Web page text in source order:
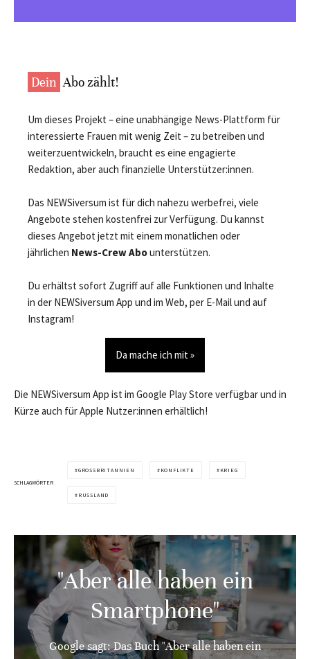
Dein Abo zählt!
Um dieses Projekt – eine unabhängige News-Plattform für
interessierte Frauen mit wenig Zeit – zu betreiben und
weiterzuentwickeln, braucht es eine engagierte
Redaktion, aber auch finanzielle Unterstützer:innen.
Das NEWSiversum ist für dich nahezu werbefrei, viele
Angebote stehen kostenfrei zur Verfügung. Du kannst
dieses Angebot jetzt mit einem monatlichen oder
jährlichen News-Crew Abounterstützen.
Du erhältst sofort Zugriff auf alle Funktionen und Inhalte
in der NEWSiversum App und im Web, per E-Mail und auf
Instagram!
Da mache ich mit »
Die NEWSiversum App ist im Google Play Store verfügbar und in
Kürze auch für Apple Nutzer:innen erhältlich!
SCHLAGWÖRTER
GROSSBRITANNIEN KONFLIKTE KRIEG
RUSSLAND
"Aber alle haben ein
Smartphone"
Google sagt: Das Buch "Aber alle haben ein